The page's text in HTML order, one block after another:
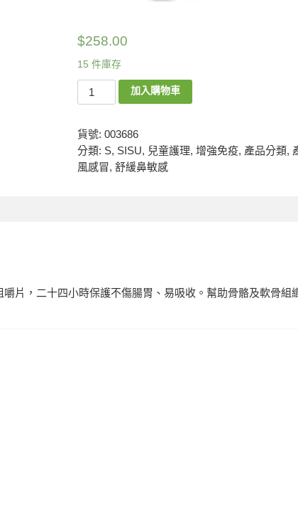
$258.00
15 件庫存
加入購物車
貨號: 003686
分類: S, SISU, 兒童護理, 增強免疫, 產品分類,
風感冒, 舒緩鼻敏感
片，二十四小時保護不傷腸胃、易吸收。幫助骨骼及軟骨組